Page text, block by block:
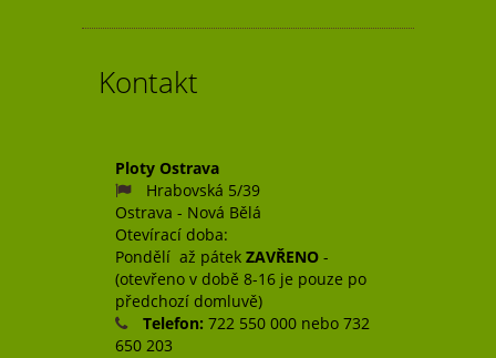
Kontakt
Ploty Ostrava
Hrabovská 5/39
Ostrava - Nová Bělá
Otevírací doba:
Pondělí až pátek ZAVŘENO -
(otevřeno v době 8-16 je pouze po
předchozí domluvě)
Telefon: 722 550 000 nebo 732
650 203